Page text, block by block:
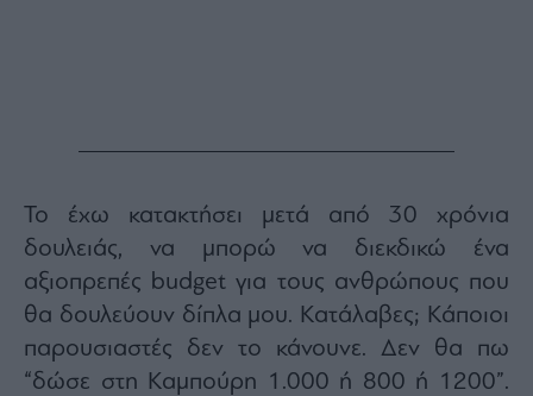
Το έχω κατακτήσει μετά από 30 χρόνια
δουλειάς, να μπορώ να διεκδικώ ένα
αξιοπρεπές budget για τους ανθρώπους που
θα δουλεύουν δίπλα μου. Κατάλαβες; Κάποιοι
παρουσιαστές δεν το κάνουνε. Δεν θα πω
“δώσε στη Καμπούρη 1.000 ή 800 ή 1200”.